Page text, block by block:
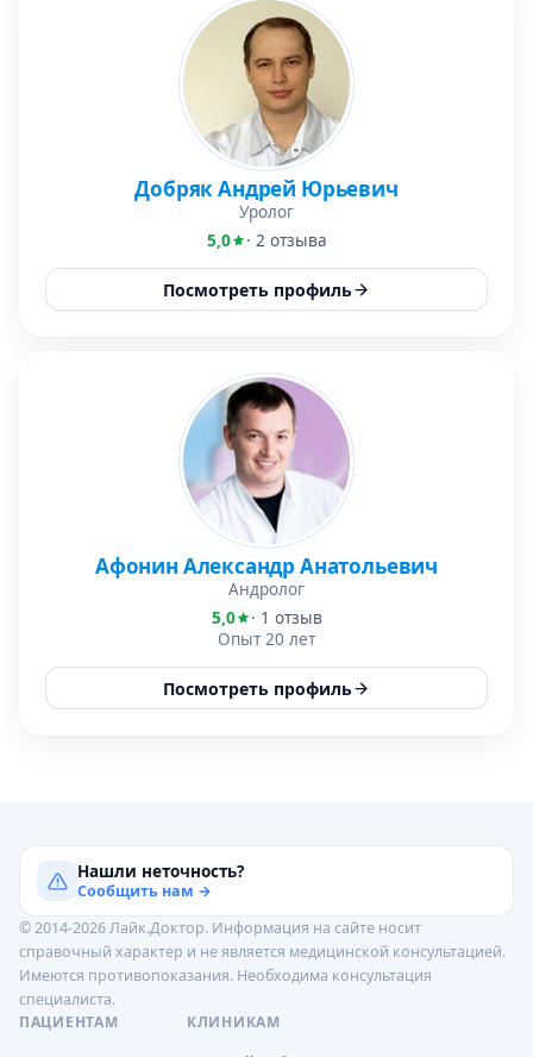
Добряк Андрей Юрьевич
Уролог
5,0
· 2 отзыва
Посмотреть профиль
Афонин Александр Анатольевич
Андролог
5,0
· 1 отзыв
Опыт 20 лет
Посмотреть профиль
Нашли неточность?
Сообщить нам →
© 2014-2026 Лайк.Доктор. Информация на сайте носит
справочный характер и не является медицинской консультацией.
Имеются противопоказания. Необходима консультация
специалиста.
ПАЦИЕНТАМ
КЛИНИКАМ